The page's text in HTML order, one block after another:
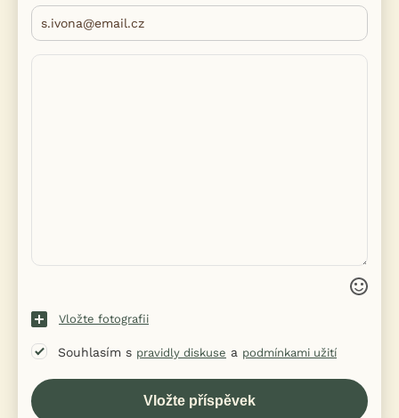
Vložte fotografii
Souhlasím s pravidly diskuse a podmínkami užití